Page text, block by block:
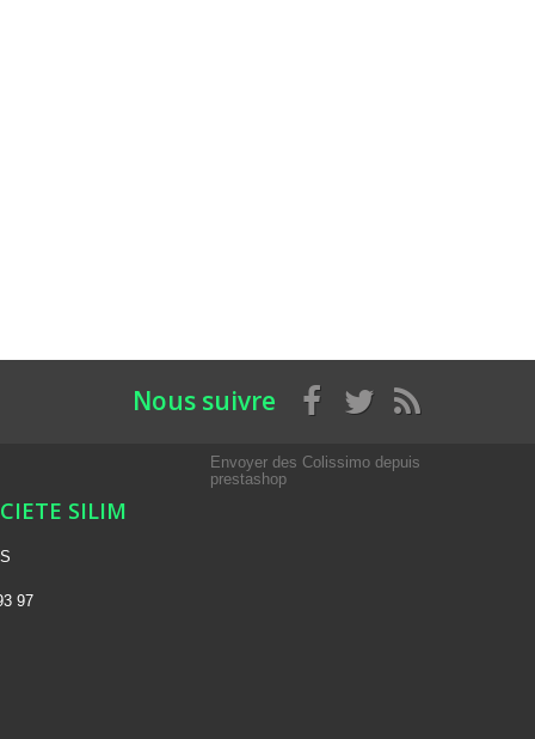
Nous suivre
SILIM
97
Envoyer des Colissimo depuis
prestashop